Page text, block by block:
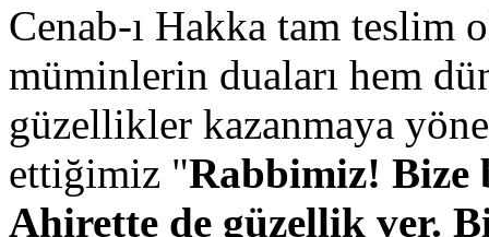
Cenab-ı Hakka tam teslim
müminlerin duaları hem
güzellikler kazanmaya
ettiğimiz "Rabbimiz! Bize
Ahirette de güzellik ver.